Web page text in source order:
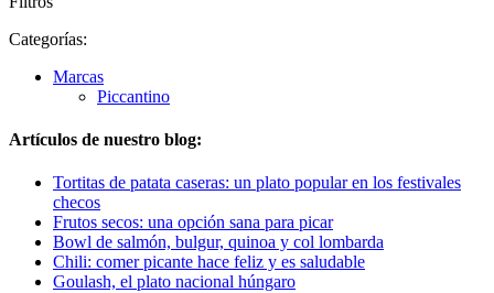
Categorías:
Marcas
Piccantino
Artículos de nuestro blog:
Tortitas de patata caseras: un plato popular en los festivales
checos
Frutos secos: una opción sana para picar
Bowl de salmón, bulgur, quinoa y col lombarda
Chili: comer picante hace feliz y es saludable
Goulash, el plato nacional húngaro